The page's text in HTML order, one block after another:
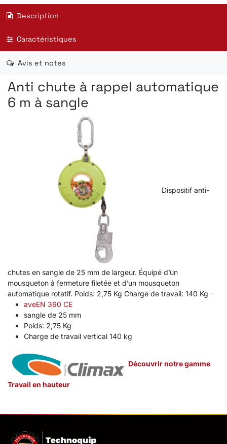
Description
Caractéristiques
Avis et notes
Anti chute à rappel automatique
6 m à sangle
Dispositif anti-
chutes en sangle de 25 mm de largeur. Équipé d’un
mousqueton à fermeture filetée et d’un mousqueton
automatique rotatif. Poids: 2,75 Kg Charge de travail: 140 Kg
aveEN 360 CE
sangle de 25 mm
Poids: 2,75 Kg
Charge de travail vertical 140 kg
Découvrir notre gamme
Travail en hauteur